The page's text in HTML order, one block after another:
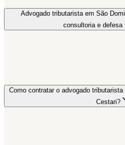
Advogado tributarista em São
consultoria e defesa
Como contratar o advogado
Cestari?